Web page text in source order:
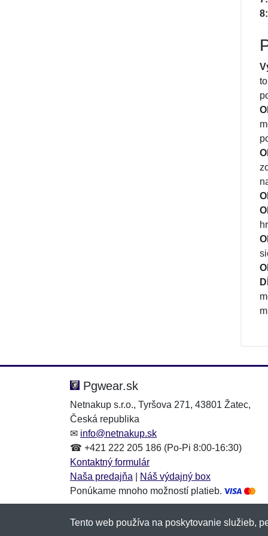
8:
Pgwear.sk
Netnakup s.r.o., Tyršova 271, 43801 Žatec,
Česká republika
✉ info@netnakup.sk
☎ +421 222 205 186 (Po-Pi 8:00-16:30)
Kontaktný formulár
Naša predajňa
Náš výdajný box
Ponúkame mnoho možností platieb.
Tento web používa na poskytovanie služieb,